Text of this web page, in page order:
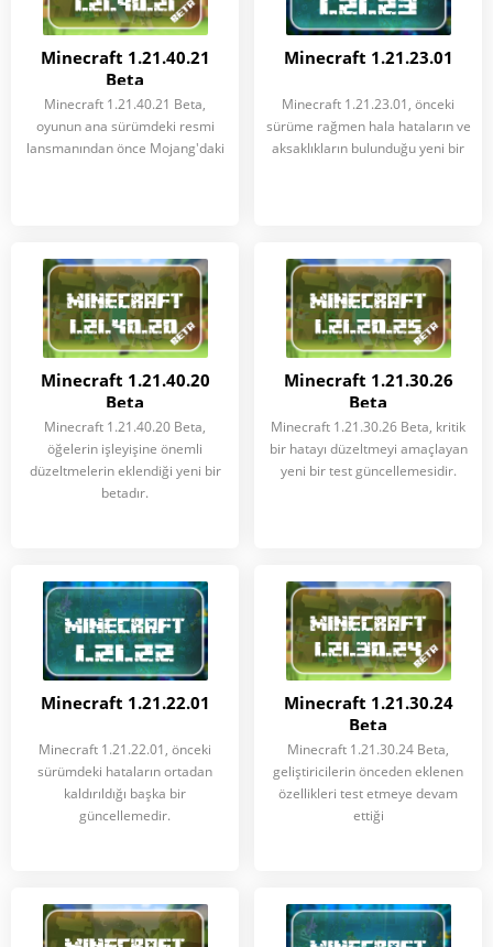
Minecraft 1.21.40.21
Beta
Minecraft 1.21.40.21 Beta,
oyunun ana sürümdeki resmi
lansmanından önce Mojang'daki
Minecraft 1.21.23.01
Minecraft 1.21.23.01, önceki
sürüme rağmen hala hataların ve
aksaklıkların bulunduğu yeni bir
Minecraft 1.21.40.20
Beta
Minecraft 1.21.40.20 Beta,
öğelerin işleyişine önemli
düzeltmelerin eklendiği yeni bir
betadır.
Minecraft 1.21.30.26
Beta
Minecraft 1.21.30.26 Beta, kritik
bir hatayı düzeltmeyi amaçlayan
yeni bir test güncellemesidir.
Minecraft 1.21.22.01
Minecraft 1.21.22.01, önceki
sürümdeki hataların ortadan
kaldırıldığı başka bir
güncellemedir.
Minecraft 1.21.30.24
Beta
Minecraft 1.21.30.24 Beta,
geliştiricilerin önceden eklenen
özellikleri test etmeye devam
ettiği